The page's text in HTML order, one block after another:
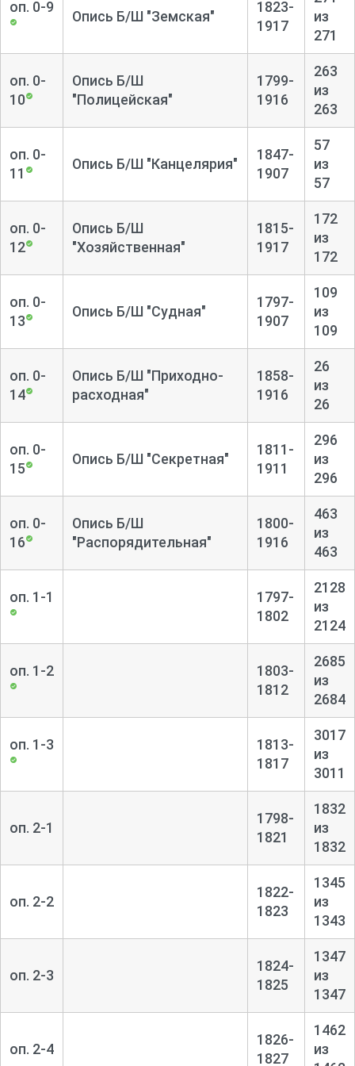
Документы о планировке и застройке губернского
центра и уездных городов.
Сведения о сети учебных заведений в губернии,
открытии гимназий и училищ, их деятельности. Переписка
об открытии типографий, фотографий, библиотек, списки.
Уставы общественных библиотек и читален, документы о
проведении народных чтений. Афиши спектаклей,
присланные на утверждение. Отчеты о
Переписка о строительстве больниц, о развитии
Сведения об организации почтового, телеграфного
Рапорты и донесения о революционном движении
в губернии, забастовках на фабриках. Переписка о
благонадежности уроженцев губернии, поднадзорных
гласным надзором полиции. О действовавших на
территории губернии политических партиях, группах,
союзах. Переписка о ссылке в губернию участников
Прошения о выдаче паспортов и видов на жительство,
выдаче заграничных паспортов. Переписка о принятии
Документы о представлении к наградам, присвоении
чинов и почетного гражданства.
Донесения и сведения о количестве раскольников и сект,
Дела о рекрутских наборах, прошения об освобождении
от рекрутской и воинской повинности, квартировании и
проходе через губернию воинских частей. Дела о
формировании и роспуске ополчений, списки ратников
ополчения (1812 – 1815). Переписка об оказании помощи
Документы о приезде и пребывании в губернии
Переписка о создании и закрытии учреждений, о
Формулярные списки о службе чиновников, штатные
расписания канцелярии.
оп. 0-9
Опись Б/Ш "Земская"
1823-
1917
из
271
оп. 0-
10
Опись Б/Ш
"Полицейская"
1799-
1916
263
из
263
оп. 0-
11
Опись Б/Ш "Канцелярия"
1847-
1907
57
из
57
оп. 0-
12
Опись Б/Ш
"Хозяйственная"
1815-
1917
172
из
172
оп. 0-
13
Опись Б/Ш "Судная"
1797-
1907
109
из
109
оп. 0-
14
Опись Б/Ш "Приходно-
расходная"
1858-
1916
26
из
26
оп. 0-
15
Опись Б/Ш "Секретная"
1811-
1911
296
из
296
оп. 0-
16
Опись Б/Ш
"Распорядительная"
1800-
1916
463
из
463
оп. 1-1
1797-
1802
2128
из
2124
оп. 1-2
1803-
1812
2685
из
2684
оп. 1-3
1813-
1817
3017
из
3011
оп. 2-1
1798-
1821
1832
из
1832
оп. 2-2
1822-
1823
1345
из
1343
оп. 2-3
1824-
1825
1347
из
1347
оп. 2-4
1826-
1827
1462
из